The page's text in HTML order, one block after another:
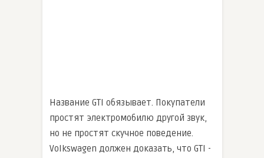
Название GTI обязывает. Покупатели
простят электромобилю другой звук,
но не простят скучное поведение.
Volkswagen должен доказать, что GTI -